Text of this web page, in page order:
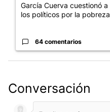
García Cuerva cuestionó a
los políticos por la pobreza
64 comentarios
Conversación